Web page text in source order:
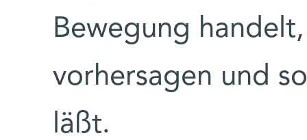
Bewegung
vorhersagen und
läßt.